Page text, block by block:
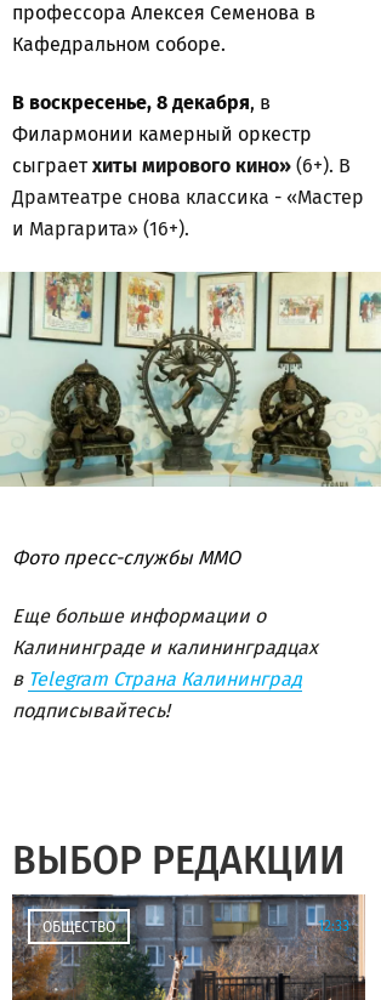
профессора Алексея Семенова в
Кафедральном соборе.
В воскресенье, 8 декабря, в
Филармонии камерный оркестр
сыграетхиты мирового кино» (6+). В
Драмтеатре снова классика - «Мастер
и Маргарита» (16+).
Фото пресс-службы ММО
Еще больше информации о
Калининграде и калининградцах
в Telegram Страна Калининград
подписывайтесь!
ВЫБОР РЕДАКЦИИ
ОБЩЕСТВО 12:33